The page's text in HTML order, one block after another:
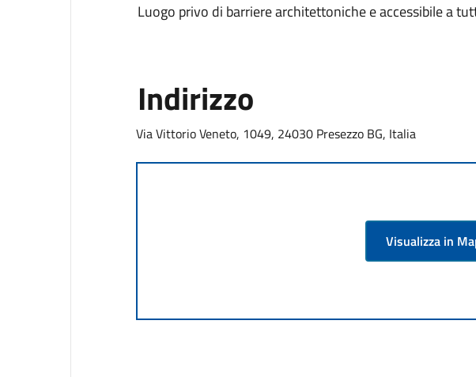
Luogo privo di barriere architettoniche e accessibile a
Indirizzo
Via Vittorio Veneto, 1049, 24030 Presezzo BG, Italia
Visualizza in